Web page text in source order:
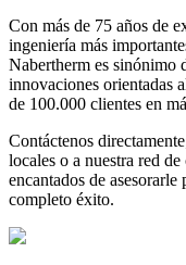
Con más de 75 años de
ingeniería más
Nabertherm es sinónimo
innovaciones orientadas
de 100.000 clientes en
Contáctenos
locales o a nuestra red
encantados de
completo éxito.